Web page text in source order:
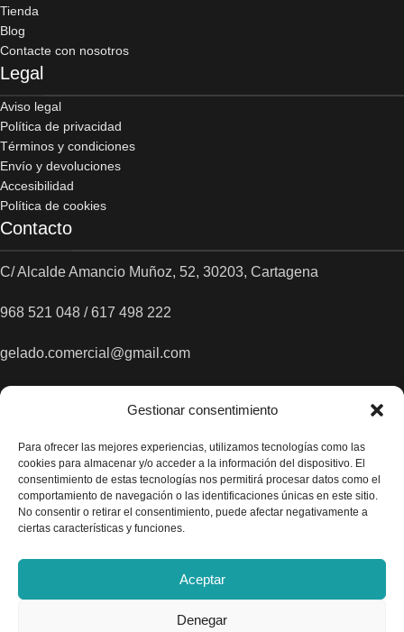
Gestionar consentimiento
Para ofrecer las mejores experiencias, utilizamos tecnologías como las
cookies para almacenar y/o acceder a la información del dispositivo. El
consentimiento de estas tecnologías nos permitirá procesar datos como el
comportamiento de navegación o las identificaciones únicas en este sitio.
No consentir o retirar el consentimiento, puede afectar negativamente a
ciertas características y funciones.
Aceptar
Denegar
Tienda
Blog
Contacte con nosotros
Legal
Aviso legal
Política de privacidad
Términos y condiciones
Envío y devoluciones
Accesibilidad
Política de cookies
Contacto
C/ Alcalde Amancio Muñoz, 52, 30203, Cartagena
968 521 048 / 617 498 222
gelado.comercial@gmail.com